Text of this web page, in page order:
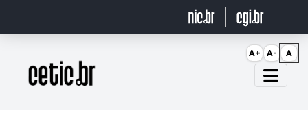
Página inicial
A+ A- A